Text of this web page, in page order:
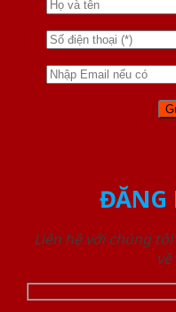
ĐĂNG
Liên hệ với chúng